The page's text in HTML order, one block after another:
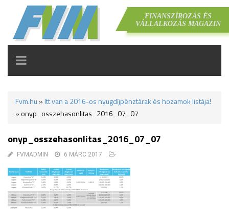
FINANSZÍROZÁS ÉS
VÁLLALKOZÁS MAGAZIN
TOGGLE
NAVIGATION
Fvm.hu » Itt van a 2016-os nyugdíjpénztárak és hozamok listája!
»onyp_osszehasonlitas_2016_07_07
onyp_osszehasonlitas_2016_07_07
FVMADMIN 6 MÁRC 2017